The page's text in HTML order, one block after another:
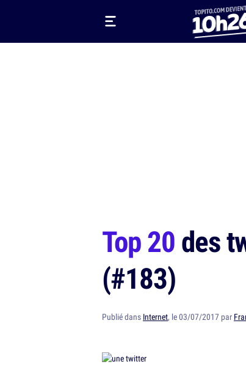
Top 20des
(#183)
Publié dans Internet, le 03/07/2017 par